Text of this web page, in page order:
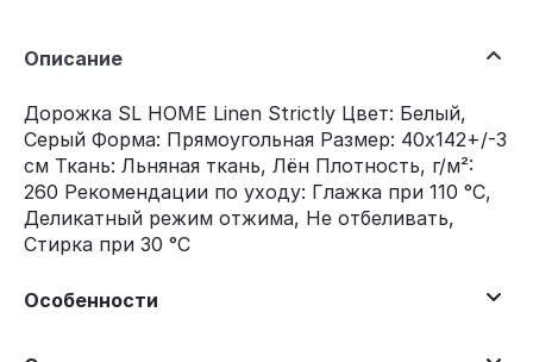
Описание
Дорожка SL HOME Linen Strictly Цвет: Белый,
Серый Форма: Прямоугольная Размер: 40х142+/-3
см Ткань: Льняная ткань, Лён Плотность, г/м²:
260 Рекомендации по уходу: Глажка при 110 °С,
Деликатный режим отжима, Не отбеливать,
Стирка при 30 °С
Особенности